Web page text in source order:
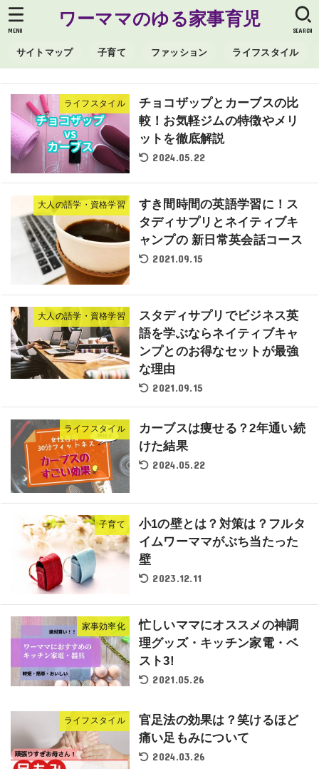
ワーママのゆる家事育児
サイトマップ 子育て ファッション ライフスタイル
SEARCH
MENU
ライフスタイル
チョコザップとカーブスの比
較！お気軽ジムの特徴やメリ
ットを徹底解説
2024.05.22
大人の語学・資格学習
すき間時間の英語学習に！ス
タディサプリとネイティブキ
ャンプの 新日常英会話コース
2021.09.15
大人の語学・資格学習
スタディサプリでビジネス英
語を学ぶならネイティブキャ
ンプとのお得なセットが最強
な理由
2021.09.15
ライフスタイル
カーブスは痩せる？2年通い続
けた結果
2024.05.22
子育て
小1の壁とは？対策は？フルタ
イムワーママがぶち当たった
壁
2023.12.11
家事効率化
忙しいママにオススメの神調
理グッズ・キッチン家電・ベ
スト3!
2021.05.26
ライフスタイル
官足法の効果は？笑けるほど
痛い足もみについて
2024.03.26